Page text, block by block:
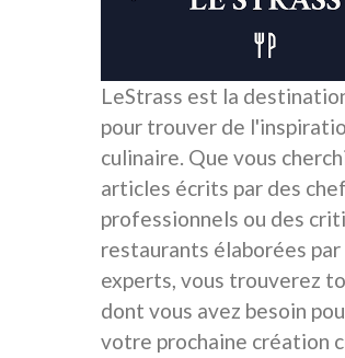
LeStrass est la
pour trouver de
culinaire. Que vous
articles écrits par des
professionnels ou des
restaurants élaborées par
experts, vous trouverez
dont vous avez besoin
votre prochaine création